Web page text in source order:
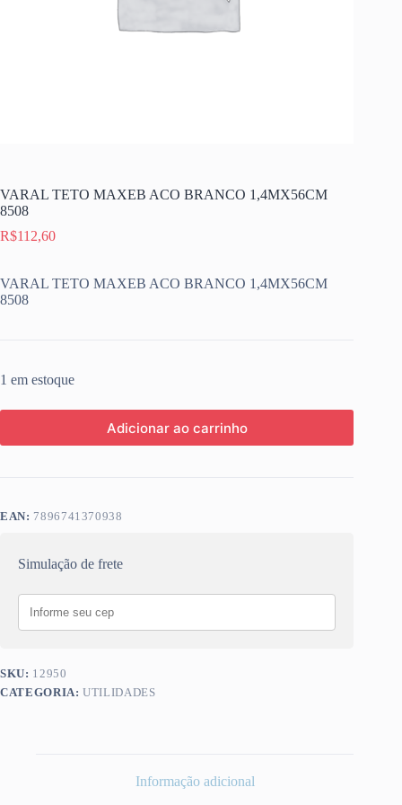
VARAL TETO MAXEB ACO BRANCO 1,4MX56CM
8508
R$112,60
VARAL TETO MAXEB ACO BRANCO 1,4MX56CM
8508
1 em estoque
Adicionar ao carrinho
EAN: 7896741370938
Simulação de frete
SKU: 12950
CATEGORIA:UTILIDADES
Informação adicional